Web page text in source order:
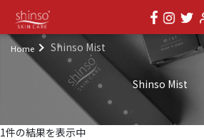
Home Shinso Mist
Shinso Mist
1件の結果を表示中